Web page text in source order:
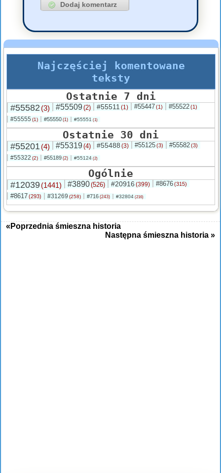
Najczęściej komentowane
teksty
Ostatnie 7 dni
#55582 (3) #55509(2) #55511 (1) #55447(1) #55522(1)
#55555 (1) #55550 (1) #55551 (1)
Ostatnie 30 dni
#55201 (4) #55319(4) #55488 (3) #55125(3) #55582(3)
#55322 (2) #55189 (2) #55124 (2)
Ogólnie
#12039(1441) #3890(526) #20916 (399) #8676(315)
#8617(293) #31269 (258) #716 (243) #32804 (216)
«Poprzednia śmieszna historia
Następna śmieszna historia »